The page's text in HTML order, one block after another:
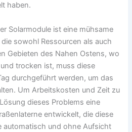
haben.
Solarmodule ist eine mühsame
sowohl Ressourcen als auch
Gebieten des Nahen Ostens, wo
trocken ist, muss diese
durchgeführt werden, um das
Um Arbeitskosten und Zeit zu
dieses Problems eine
entwickelt, die diese
automatisch und ohne Aufsicht